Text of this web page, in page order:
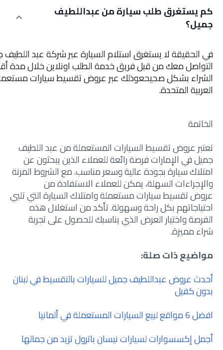
كم يستغرق طلب سيارة من عبداللطيف
جميل؟
في الحقيقة لا يستغرق استلام السيارة عبر شركة عبد
الشراء بشكل صحيحعوذلك عبر عروض تقسيط سيارات
العربية المتحدة.
الخاتمة
تعتبر عروض تقسيط السيارات المستعملة من عبد اللطيف
جميل في الإمارات فرصة رائعة للعملاء الذين يبحثون عن
امتلاك سيارة بجودة عالية وسعر مناسب. مع الشروط المرنة
والإجراءات السهلة، يمكن للعملاء الاستفادة من
عروضتقسيط سيارات مستعملةوامتلاك السيارة التي تلبي
احتياجاتهم بكل راحة وسهولة. تأكد من استغلال هذه
الفرصة واختيار العرض الذي يناسبك للحصول على تجربة
شراء مميزة.
مواضيع ذات صلة:
أحدث عروض عبداللطيف جميل للسيارات بالتقسيط في لبنان
بدون كفيل
افضل 6 مواقع لبيع السيارات المستعملة في ألمانيا
أجمل إكسسوارات لسيارات نيسان باترول تزيد من جمالها